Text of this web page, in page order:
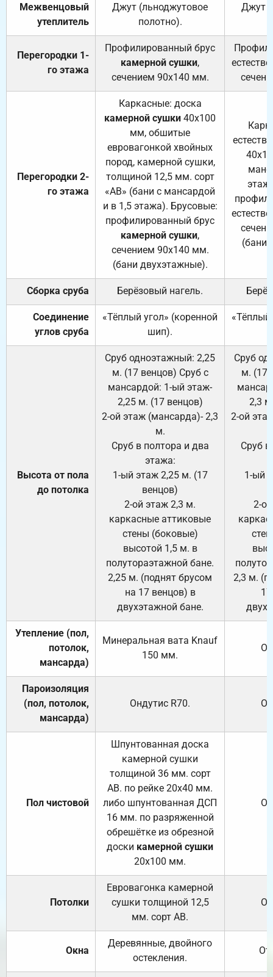
Межвенцовый
утеплитель
Джут (льноджутовое
полотно).
Джут
Перегородки 1-
го этажа
Профилированный брус
камерной сушки,
сечением 90х140 мм.
Перегородки 2-
го этажа
Каркасные: доска
камерной сушки 40х100
мм, обшитые
евровагонкой хвойных
пород, камерной сушки,
толщиной 12,5 мм. сорт
«АВ» (бани с мансардой
и в 1,5 этажа). Брусовые:
профилированный брус
камерной сушки,
сечением 90х140 мм.
(бани двухэтажные).
(бани
Сборка сруба Берёзовый нагель.
Соединение
углов сруба
«Тёплый угол» (коренной
шип).
«Тёплый
Высота от пола
до потолка
Сруб одноэтажный: 2,25
м. (17 венцов) Сруб с
мансардой: 1-ый этаж-
2,25 м. (17 венцов)
2-ой этаж (мансарда)- 2,3
м.
Сруб в полтора и два
этажа:
1-ый этаж 2,25 м. (17
венцов)
2-ой этаж 2,3 м.
каркасные аттиковые
стены (боковые)
высотой 1,5 м. в
полутораэтажной бане.
2,25 м. (поднят брусом
на 17 венцов) в
двухэтажной бане.
Сруб
м. (17
2,3
2-ой
Сруб
1-ый
2-
2,3 м.
Утепление (пол,
потолок,
мансарда)
Минеральная вата Knauf
150 мм.
Пароизоляция
(пол, потолок,
мансарда)
Ондутис R70.
Пол чистовой
Шпунтованная доска
камерной сушки
толщиной 36 мм. сорт
АВ. по рейке 20х40 мм.
либо шпунтованная ДСП
16 мм. по разряженной
обрешётке из обрезной
доски камерной сушки
20х100 мм.
Потолки
Евровагонка камерной
сушки толщиной 12,5
мм. сорт АВ.
Окна
Деревянные, двойного
остекления.